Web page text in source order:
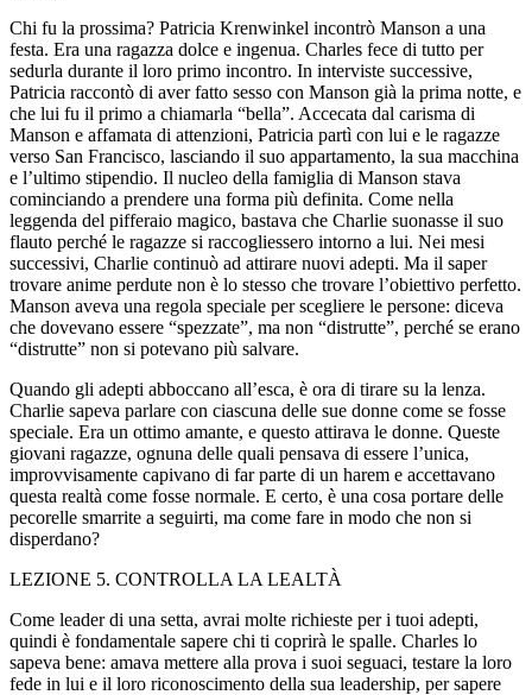
Chi fu la prossima? Patricia Krenwinkel incontrò Manson a una
festa. Era una ragazza dolce e ingenua. Charles fece di tutto per
sedurla durante il loro primo incontro. In interviste successive,
Patricia raccontò di aver fatto sesso con Manson già la prima notte, e
che lui fu il primo a chiamarla “bella”. Accecata dal carisma di
Manson e affamata di attenzioni, Patricia partì con lui e le ragazze
verso San Francisco, lasciando il suo appartamento, la sua macchina
e l’ultimo stipendio. Il nucleo della famiglia di Manson stava
cominciando a prendere una forma più definita. Come nella
leggenda del pifferaio magico, bastava che Charlie suonasse il suo
flauto perché le ragazze si raccogliessero intorno a lui. Nei mesi
successivi, Charlie continuò ad attirare nuovi adepti. Ma il saper
trovare anime perdute non è lo stesso che trovare l’obiettivo perfetto.
Manson aveva una regola speciale per scegliere le persone: diceva
che dovevano essere “spezzate”, ma non “distrutte”, perché se erano
“distrutte” non si potevano più salvare.
Quando gli adepti abboccano all’esca, è ora di tirare su la lenza.
Charlie sapeva parlare con ciascuna delle sue donne come se fosse
speciale. Era un ottimo amante, e questo attirava le donne. Queste
giovani ragazze, ognuna delle quali pensava di essere l’unica,
improvvisamente capivano di far parte di un harem e accettavano
questa realtà come fosse normale. E certo, è una cosa portare delle
pecorelle smarrite a seguirti, ma come fare in modo che non si
disperdano?
LEZIONE 5. CONTROLLA LA LEALTÀ
Come leader di una setta, avrai molte richieste per i tuoi adepti,
quindi è fondamentale sapere chi ti coprirà le spalle. Charles lo
sapeva bene: amava mettere alla prova i suoi seguaci, testare la loro
fede in lui e il loro riconoscimento della sua leadership, per sapere